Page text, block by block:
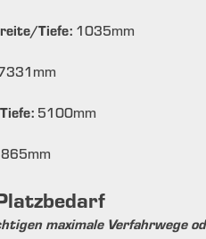
Tiefe: 1035mm
mm
5100mm
mm
maximale Verfahrwege